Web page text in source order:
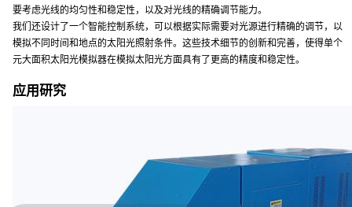
要考虑光线的均匀性和稳定性，以及对光线的精确调节能力。
我们还设计了一个智能控制系统，可以根据实际需要对光源进行精确的调节，以
模拟不同时间和地点的太阳光照射条件。这些技术细节的创新和完善，使得单个
元大面积太阳光模拟器在模拟太阳光方面具有了更高的精度和稳定性。
应用研究